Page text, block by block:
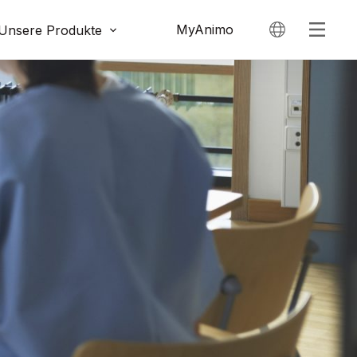
Produkte MyAnimo